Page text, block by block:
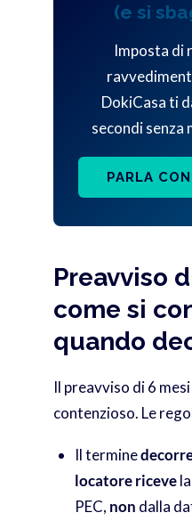
(e si
Imposta di
DokiCasa ti
secondi senza
PARLA
Preavviso
come si
quando
Il preavviso di 6
contenzioso. Le
Il termine
locatore riceve
PEC, non dalla